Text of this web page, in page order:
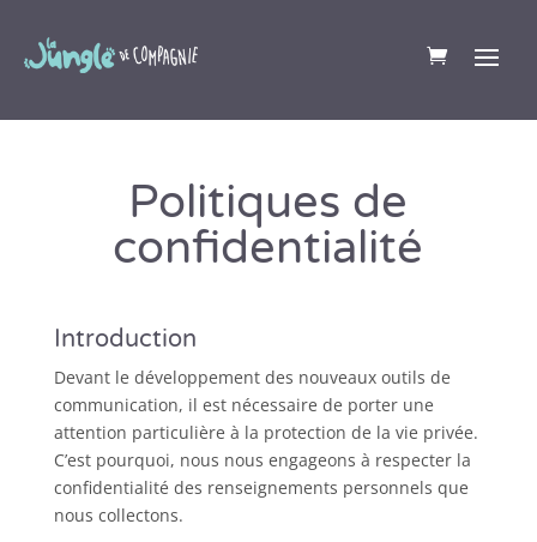
Politiques de
confidentialité
Introduction
Devant le développement des nouveaux outils de
communication, il est nécessaire de porter une
attention particulière à la protection de la vie privée.
C’est pourquoi, nous nous engageons à respecter la
confidentialité des renseignements personnels que
nous collectons.